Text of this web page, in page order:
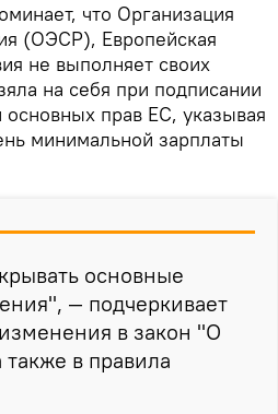
что Организация
(ОЭСР), Европейская
не выполняет своих
на себя при подписании
прав ЕС, указывая
минимальной зарплаты
основные
— подчеркивает
в закон "О
в правила